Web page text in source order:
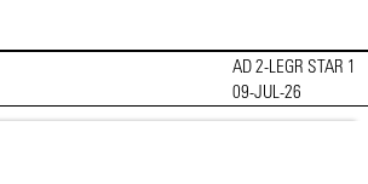
AD 2-LEGR STAR 1
09-JUL-26